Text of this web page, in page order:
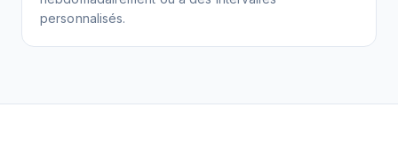
personnalisés.